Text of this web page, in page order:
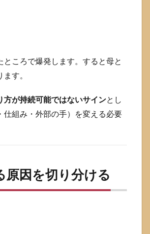
ころで爆発します。すると母と
す。
方が持続可能ではないサインとし
組み・外部の手）を変える必要
因を切り分ける